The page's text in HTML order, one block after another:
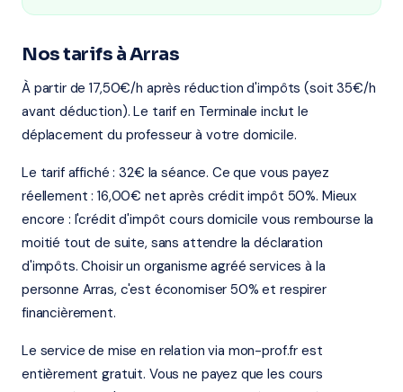
Nos tarifs à Arras
À partir de 17,50€/h après réduction d'impôts (soit 35€/h
avant déduction). Le tarif en Terminale inclut le
déplacement du professeur à votre domicile.
Le tarif affiché : 32€ la séance. Ce que vous payez
réellement : 16,00€ net après crédit impôt 50%. Mieux
encore : l'crédit d'impôt cours domicile vous rembourse la
moitié tout de suite, sans attendre la déclaration
d'impôts. Choisir un organisme agréé services à la
personne Arras, c'est économiser 50% et respirer
financièrement.
Le service de mise en relation via mon-prof.fr est
entièrement gratuit. Vous ne payez que les cours